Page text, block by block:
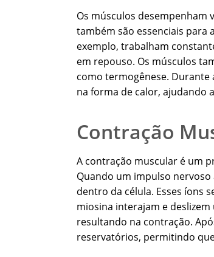
Os músculos desempenham
também são essenciais para
exemplo, trabalham
em repouso. Os músculos
como termogênese.
na forma de calor, ajudando
Contração
A contração muscular é um
Quando um impulso
dentro da célula. Esses íons
miosina interajam e
resultando na contração.
reservatórios, permitindo